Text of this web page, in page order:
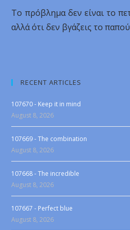
Το πρόβλημα δεν είναι το
αλλά ότι δεν βγάζεις το
RECENT ARTICLES
107670 - Keep it in mind
August 8, 2026
107669 - The combination
August 8, 2026
107668 - The incredible
August 8, 2026
107667 - Perfect blue
August 8, 2026